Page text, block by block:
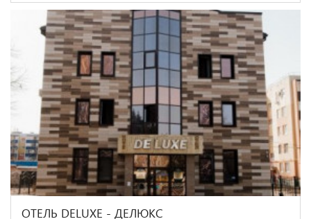
ОТЕЛЬ DELUXE - ДЕЛЮКС